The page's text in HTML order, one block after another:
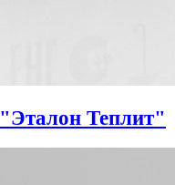
Теплит"